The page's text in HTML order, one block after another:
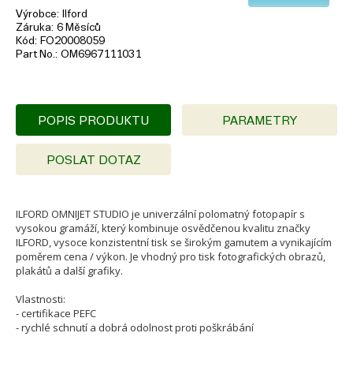
Výrobce
Ilford
Záruka 6 Měsíců
Kód
FO20008059
Part No. OM6967111031
POPIS PRODUKTU PARAMETRY
POSLAT DOTAZ
ILFORD OMNIJET STUDIO je univerzální polomatný fotopapír s
vysokou gramáží, který kombinuje osvědčenou kvalitu značky
ILFORD, vysoce konzistentní tisk se širokým gamutem a vynikajícím
poměrem cena / výkon. Je vhodný pro tisk fotografických obrazů,
plakátů a další grafiky.
Vlastnosti:
- certifikace PEFC
- rychlé schnutí a dobrá odolnost proti poškrábání